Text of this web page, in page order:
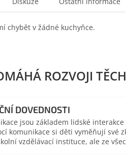
chybět v žádné kuchyňce.
DOVEDNOSTI
jsou základem lidské
komunikace si děti vyměňují své
vzdělávací instituce, ale ze